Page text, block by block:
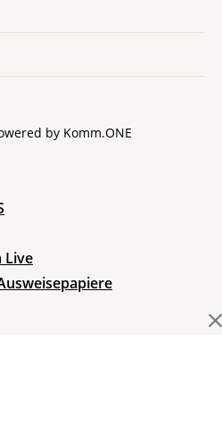
by Komm.ONE
Live